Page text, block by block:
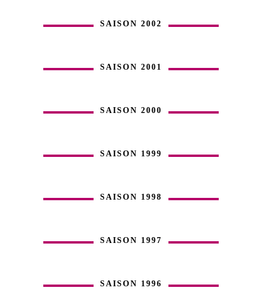
SAISON 2002
SAISON 2001
SAISON 2000
SAISON 1999
SAISON 1998
SAISON 1997
SAISON 1996